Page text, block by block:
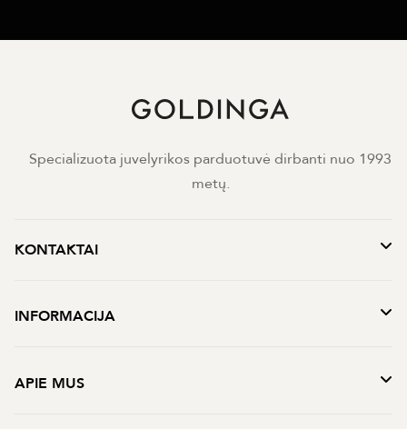
Specializuota juvelyrikos parduotuvė dirbanti nuo 1993
metų.
KONTAKTAI
INFORMACIJA
APIE MUS